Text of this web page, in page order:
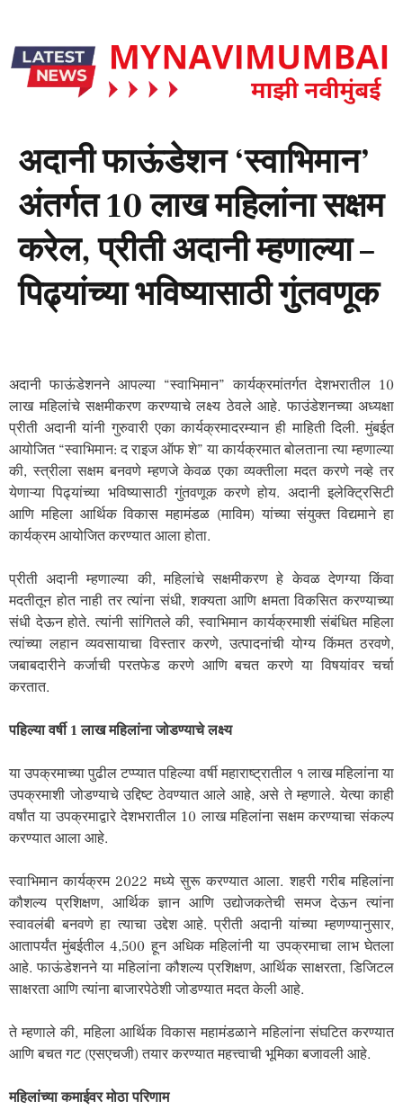
अदानी फाऊंडेशन ‘स्वाभिमान’
अंतर्गत 10 लाख महिलांना सक्षम
करेल, प्रीती अदानी म्हणाल्या –
पिढ्यांच्या भविष्यासाठी गुंतवणूक
अदानी फाऊंडेशनने आपल्या “स्वाभिमान” कार्यक्रमांतर्गत देशभरातील 10
लाख महिलांचे सक्षमीकरण करण्याचे लक्ष्य ठेवले आहे. फाउंडेशनच्या अध्यक्षा
प्रीती अदानी यांनी गुरुवारी एका कार्यक्रमादरम्यान ही माहिती दिली. मुंबईत
आयोजित “स्वाभिमान: द राइज ऑफ शे” या कार्यक्रमात बोलताना त्या म्हणाल्या
की, स्त्रीला सक्षम बनवणे म्हणजे केवळ एका व्यक्तीला मदत करणे नव्हे तर
येणाऱ्या पिढ्यांच्या भविष्यासाठी गुंतवणूक करणे होय. अदानी इलेक्ट्रिसिटी
आणि महिला आर्थिक विकास महामंडळ (माविम) यांच्या संयुक्त विद्यमाने हा
कार्यक्रम आयोजित करण्यात आला होता.
प्रीती अदानी म्हणाल्या की, महिलांचे सक्षमीकरण हे केवळ देणग्या किंवा
मदतीतून होत नाही तर त्यांना संधी, शक्यता आणि क्षमता विकसित करण्याच्या
संधी देऊन होते. त्यांनी सांगितले की, स्वाभिमान कार्यक्रमाशी संबंधित महिला
त्यांच्या लहान व्यवसायाचा विस्तार करणे, उत्पादनांची योग्य किंमत ठरवणे,
जबाबदारीने कर्जाची परतफेड करणे आणि बचत करणे या विषयांवर चर्चा
करतात.
पहिल्या वर्षी 1 लाख महिलांना जोडण्याचे लक्ष्य
या उपक्रमाच्या पुढील टप्प्यात पहिल्या वर्षी महाराष्ट्रातील १ लाख महिलांना या
उपक्रमाशी जोडण्याचे उद्दिष्ट ठेवण्यात आले आहे, असे ते म्हणाले. येत्या काही
वर्षांत या उपक्रमाद्वारे देशभरातील 10 लाख महिलांना सक्षम करण्याचा संकल्प
करण्यात आला आहे.
स्वाभिमान कार्यक्रम 2022 मध्ये सुरू करण्यात आला. शहरी गरीब महिलांना
कौशल्य प्रशिक्षण, आर्थिक ज्ञान आणि उद्योजकतेची समज देऊन त्यांना
स्वावलंबी बनवणे हा त्याचा उद्देश आहे. प्रीती अदानी यांच्या म्हणण्यानुसार,
आतापर्यंत मुंबईतील 4,500 हून अधिक महिलांनी या उपक्रमाचा लाभ घेतला
आहे. फाऊंडेशनने या महिलांना कौशल्य प्रशिक्षण, आर्थिक साक्षरता, डिजिटल
साक्षरता आणि त्यांना बाजारपेठेशी जोडण्यात मदत केली आहे.
ते म्हणाले की, महिला आर्थिक विकास महामंडळाने महिलांना संघटित करण्यात
आणि बचत गट (एसएचजी) तयार करण्यात महत्त्वाची भूमिका बजावली आहे.
महिलांच्या कमाईवर मोठा परिणाम